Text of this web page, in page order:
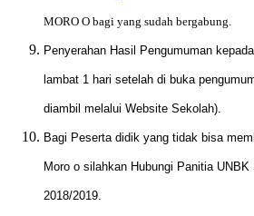
MORO O bagi yang sudah bergabung.
Penyerahan Hasil Pengumuman
lambat 1 hari setelah di buka
diambil melalui Website Sekolah).
Bagi Peserta didik yang tidak bisa
Moro o silahkan Hubungi Panitia UNBK
2018/2019.